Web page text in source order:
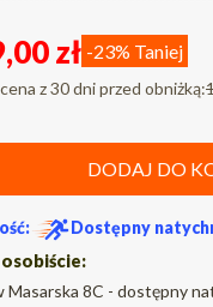
zł -23% Taniej
z 30 dni przed obniżką:
DODAJ DO
Dostępny
Masarska 8C - dostępny